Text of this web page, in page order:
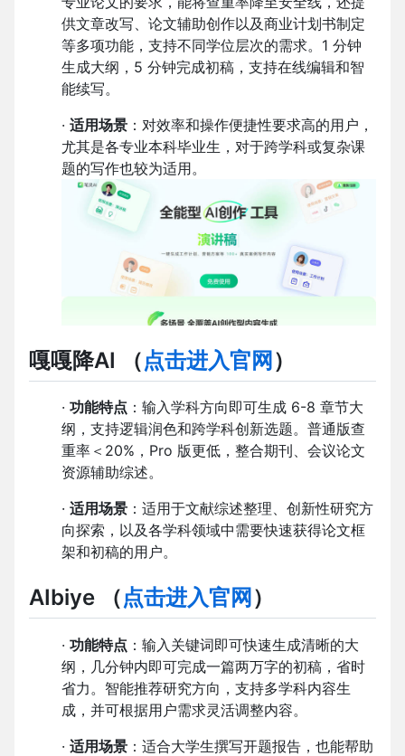
供文章改写、论文辅助创作以及商业计划书制定
等多项功能，支持不同学位层次的需求。1 分钟
生成大纲，5 分钟完成初稿，支持在线编辑和智
能续写。
· 适用场景 ：对效率和操作便捷性要求高的用户，
尤其是各专业本科毕业生，对于跨学科或复杂课
题的写作也较为适用。
嘎嘎降AI （点击进入官网 ）
· 功能特点 ：输入学科方向即可生成 6-8 章节大
纲，支持逻辑润色和跨学科创新选题。普通版查
重率＜20%，Pro 版更低，整合期刊、会议论文
资源辅助综述。
· 适用场景 ：适用于文献综述整理、创新性研究方
向探索，以及各学科领域中需要快速获得论文框
架和初稿的用户。
AIbiye （点击进入官网 ）
· 功能特点 ：输入关键词即可快速生成清晰的大
纲，几分钟内即可完成一篇两万字的初稿，省时
省力。智能推荐研究方向，支持多学科内容生
成，并可根据用户需求灵活调整内容。
· 适用场景 ：适合大学生撰写开题报告，也能帮助